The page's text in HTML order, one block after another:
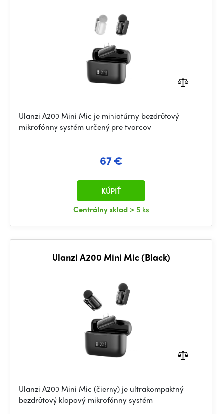
Ulanzi A200 Mini Mic je miniatúrny bezdrôtový
mikrofónny systém určený pre tvorcov
67 €
Centrálny sklad > 5 ks
KÚPIŤ
Ulanzi A200 Mini Mic (Black)
Ulanzi A200 Mini Mic (čierny) je ultrakompaktný
bezdrôtový klopový mikrofónny systém